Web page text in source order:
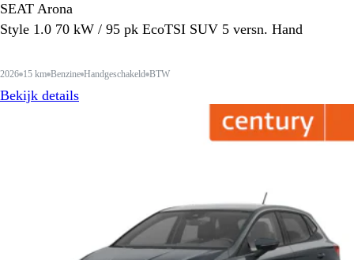
SEAT Arona
Style 1.0 70 kW / 95 pk EcoTSI SUV 5 versn. Hand
2026 15 km Benzine Handgeschakeld BTW
Bekijk details